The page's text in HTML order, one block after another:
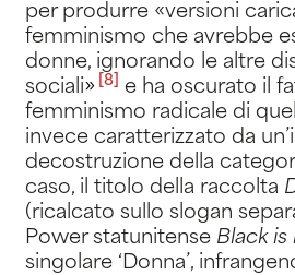
per produrre «versioni
femminismo che avrebbe
donne, ignorando le altre
sociali» [8]
e ha oscurato il
femminismo radicale di
invece caratterizzato da
decostruzione della
caso, il titolo della raccolta
(ricalcato sullo slogan
Power statunitense Black
singolare ‘Donna’,